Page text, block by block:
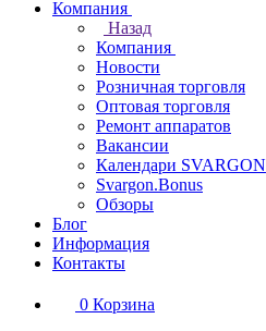
Компания
Назад
Компания
Новости
Розничная торговля
Оптовая торговля
Ремонт аппаратов
Вакансии
Календари SVARGON
Svargon.Bonus
Обзоры
Блог
Информация
Контакты
0 Корзина